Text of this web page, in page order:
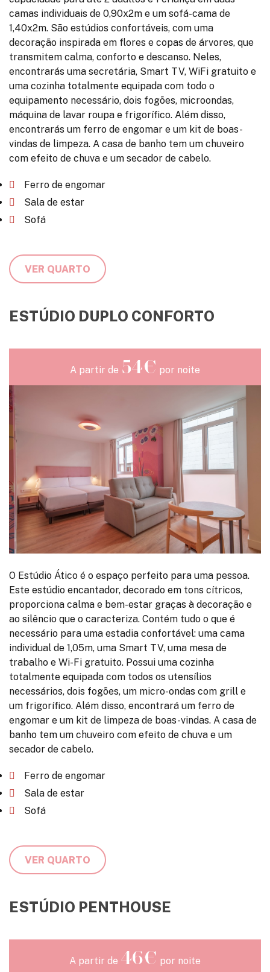
camas individuais de 0,90x2m e um sofá-cama de
1,40x2m. São estúdios confortáveis, com uma
decoração inspirada em flores e copas de árvores, que
transmitem calma, conforto e descanso. Neles,
encontrarás uma secretária, Smart TV, WiFi gratuito e
uma cozinha totalmente equipada com todo o
equipamento necessário, dois fogões, microondas,
máquina de lavar roupa e frigorífico. Além disso,
encontrarás um ferro de engomar e um kit de boas-
vindas de limpeza. A casa de banho tem um chuveiro
com efeito de chuva e um secador de cabelo.
Ferro de engomar
Sala de estar
Sofá
VER QUARTO
ESTÚDIO DUPLO CONFORTO
A partir de 54€ por noite
O Estúdio Ático é o espaço perfeito para uma pessoa.
Este estúdio encantador, decorado em tons cítricos,
proporciona calma e bem-estar graças à decoração e
ao silêncio que o caracteriza. Contém tudo o que é
necessário para uma estadia confortável: uma cama
individual de 1,05m, uma Smart TV, uma mesa de
trabalho e Wi-Fi gratuito. Possui uma cozinha
totalmente equipada com todos os utensílios
necessários, dois fogões, um micro-ondas com grill e
um frigorífico. Além disso, encontrará um ferro de
engomar e um kit de limpeza de boas-vindas. A casa de
banho tem um chuveiro com efeito de chuva e um
secador de cabelo.
Ferro de engomar
Sala de estar
Sofá
VER QUARTO
ESTÚDIO PENTHOUSE
A partir de 46€ por noite